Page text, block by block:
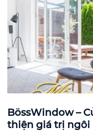
BössWindow –
thiện giá trị ngôi